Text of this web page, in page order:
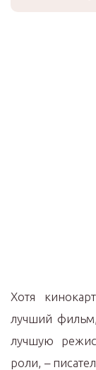
Хотя
лучший
лучшую
роли, –